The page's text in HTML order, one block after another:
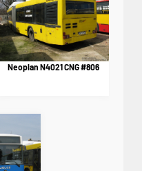
Neoplan N4021 CNG #806